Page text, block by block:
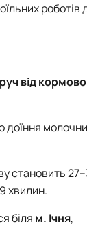
роботів
від
доїння
становить
хвилин.
біля м. Ічня,